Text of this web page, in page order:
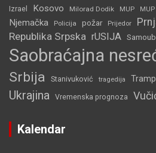
Izrael Kosovo Milorad Dodik MUP MUP
Njemačka Policija požar Prijedor
Republika Srpska rUSIJA
Saobraćajna
Srbija Stanivuković tragedija Tramp
Ukrajina Vremenska prognoza
Kalendar